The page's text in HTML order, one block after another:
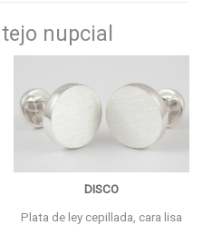
nupcial
DISCO
Plata de ley cepillada, cara lisa